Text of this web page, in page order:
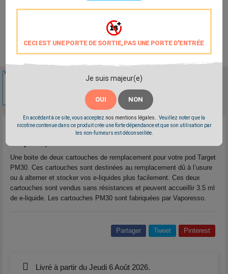
CECI EST UNE PORTE DE SORTIE, PAS UNE PORTE D'ENTRÉE
Je suis majeur(e)
OUI NON
En accédant à ce site, vous acceptez nos mentions légales.. Veuillez noter que la
nicotine contenue dans ce produit crée une forte dépendance et que son utilisation par
les non-fumeurs est déconseillée.
Reference: cartouche-pod-pm30
Une boite de deux cartouches de remplacement pour votre pod Target
PM30. Ces cartouches sont destinées au remplacement dû à l’usure
ou à alterner et stocker vos e-liquides plus facilement. Ces deux
cartouches sont vendus sans résistances et peuvent accueillir 3.5 ml
de e-liquide. Les cartouches PM30 sont fabriquées par Vaporesso.
Partager Tweet Pinterest
Livré à partir du Jeudi 6 Août 2026.